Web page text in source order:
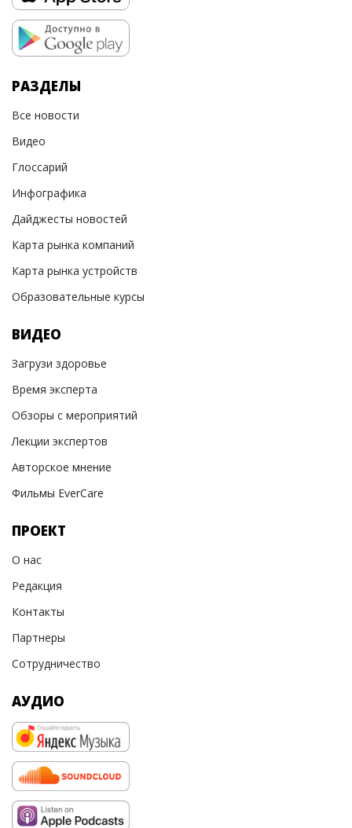
РАЗДЕЛЫ
Все новости
Видео
Глоссарий
Инфографика
Дайджесты новостей
Карта рынка компаний
Карта рынка устройств
Образовательные курсы
ВИДЕО
Загрузи здоровье
Время эксперта
Обзоры с мероприятий
Лекции экспертов
Авторское мнение
Фильмы EverCare
ПРОЕКТ
О нас
Редакция
Контакты
Партнеры
Сотрудничество
АУДИО